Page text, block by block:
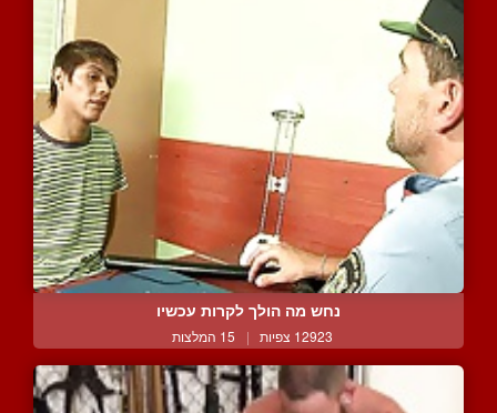
נחש מה הולך לקרות עכשיו
12923 צפיות | 15 המלצות